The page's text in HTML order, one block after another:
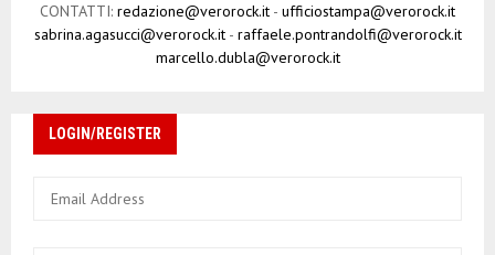
CONTATTI: redazione@verorock.it - ufficiostampa@verorock.it
sabrina.agasucci@verorock.it- raffaele.pontrandolfi@verorock.it
marcello.dubla@verorock.it
LOGIN/REGISTER